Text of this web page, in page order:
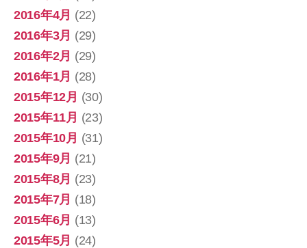
2016年4月 (22)
2016年3月 (29)
2016年2月 (29)
2016年1月 (28)
2015年12月 (30)
2015年11月 (23)
2015年10月 (31)
2015年9月 (21)
2015年8月 (23)
2015年7月 (18)
2015年6月 (13)
2015年5月 (24)